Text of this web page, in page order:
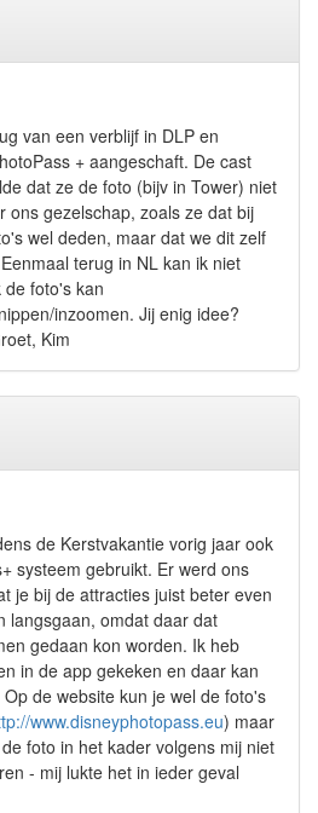
van een verblijf in DLP en
+ aangeschaft. De cast
dat ze de foto (bijv in Tower) niet
ons gezelschap, zoals ze dat bij
wel deden, maar dat we dit zelf
terug in NL kan ik niet
foto's kan
inzoomen. Jij enig idee?
Kim
de Kerstvakantie vorig jaar ook
systeem gebruikt. Er werd ons
je bij de attracties juist beter even
langsgaan, omdat daar dat
gedaan kon worden. Ik heb
in de app gekeken en daar kan
de website kun je wel de foto's
www.disneyphotopass.eu) maar
foto in het kader volgens mij niet
- mij lukte het in ieder geval